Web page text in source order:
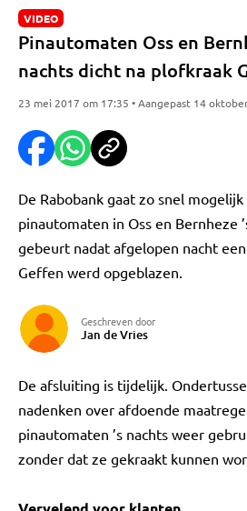
VIDEO
Pinautomaten Oss en
nachts dicht na plofkraak
23 mei 2017 om 17:35 • Aangepast 14
De Rabobank gaat zo snel
pinautomaten in Oss en Bernheze
gebeurt nadat afgelopen nacht
Geffen werd opgeblazen.
Geschreven door
Jan de Vries
De afsluiting is tijdelijk.
nadenken over afdoende
pinautomaten ’s nachts weer
zonder dat ze gekraakt kunnen